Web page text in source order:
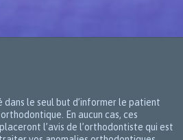
dans le seul but d’informer le patient
En aucun cas, ces
l’avis de l’orthodontiste qui est